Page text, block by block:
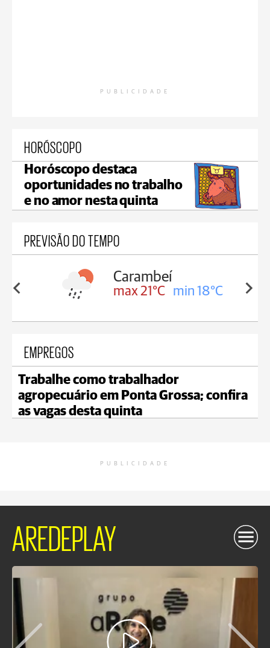
PUBLICIDADE
HORÓSCOPO
Horóscopo destaca
oportunidades no trabalho
e no amor nesta quinta
PREVISÃO DO TEMPO
18°C
Carambeí
max 21°C min 18°C
EMPREGOS
Trabalhe como trabalhador
agropecuário em Ponta Grossa; confira
as vagas desta quinta
PUBLICIDADE
AREDEPLAY